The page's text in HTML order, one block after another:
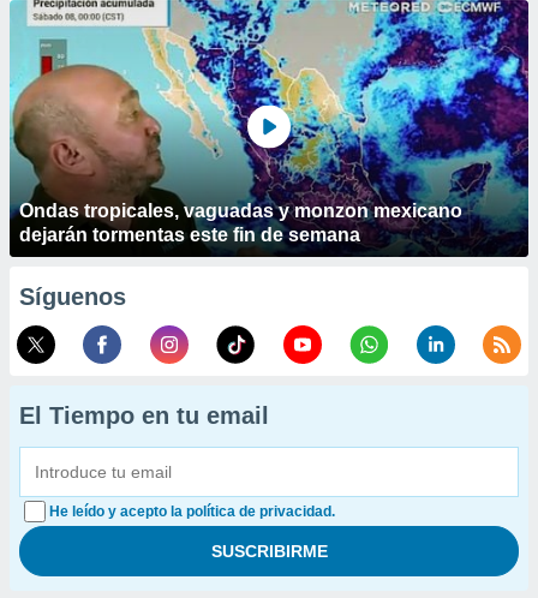
Ondas tropicales, vaguadas y monzon mexicano
dejarán tormentas este fin de semana
Síguenos
El Tiempo en tu email
He leído y acepto la política de privacidad.